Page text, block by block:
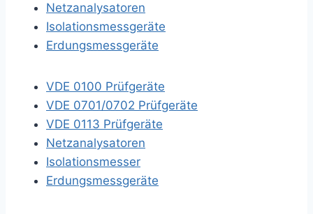
Netzanalysatoren
Isolationsmessgeräte
Erdungsmessgeräte
VDE 0100 Prüfgeräte
VDE 0701/0702 Prüfgeräte
VDE 0113 Prüfgeräte
Netzanalysatoren
Isolationsmesser
Erdungsmessgeräte